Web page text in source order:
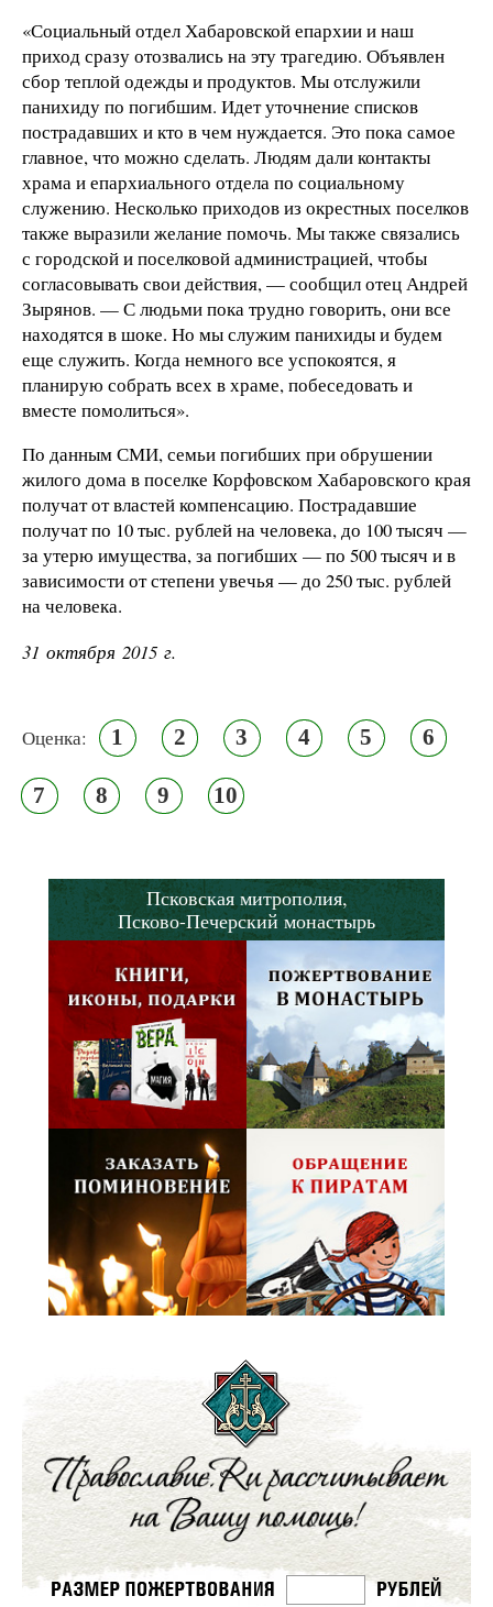
«Социальный отдел Хабаровской епархии и наш
приход сразу отозвались на эту трагедию. Объявлен
сбор теплой одежды и продуктов. Мы отслужили
панихиду по погибшим. Идет уточнение списков
пострадавших и кто в чем нуждается. Это пока самое
главное, что можно сделать. Людям дали контакты
храма и епархиального отдела по социальному
служению. Несколько приходов из окрестных поселков
также выразили желание помочь. Мы также связались
с городской и поселковой администрацией, чтобы
согласовывать свои действия, — сообщил отец Андрей
Зырянов. — С людьми пока трудно говорить, они все
находятся в шоке. Но мы служим панихиды и будем
еще служить. Когда немного все успокоятся, я
планирую собрать всех в храме, побеседовать и
вместе помолиться».
По данным СМИ, семьи погибших при обрушении
жилого дома в поселке Корфовском Хабаровского края
получат от властей компенсацию. Пострадавшие
получат по 10 тыс. рублей на человека, до 100 тысяч —
за утерю имущества, за погибших — по 500 тысяч и в
зависимости от степени увечья — до 250 тыс. рублей
на человека.
31 октября 2015 г.
Оценка: 1 2 3 4 5 6
7 8 9 10
Псковская митрополия,
Псково-Печерский монастырь